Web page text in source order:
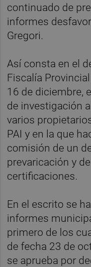
continuado de
informes
Gregori.
Así consta en el
Fiscalía
16 de diciembre,
de investigación
varios
PAI y en la que
comisión de un
prevaricación y
certificaciones.
En el escrito se
informes
primero de los
de fecha 23 de
se aprueba por